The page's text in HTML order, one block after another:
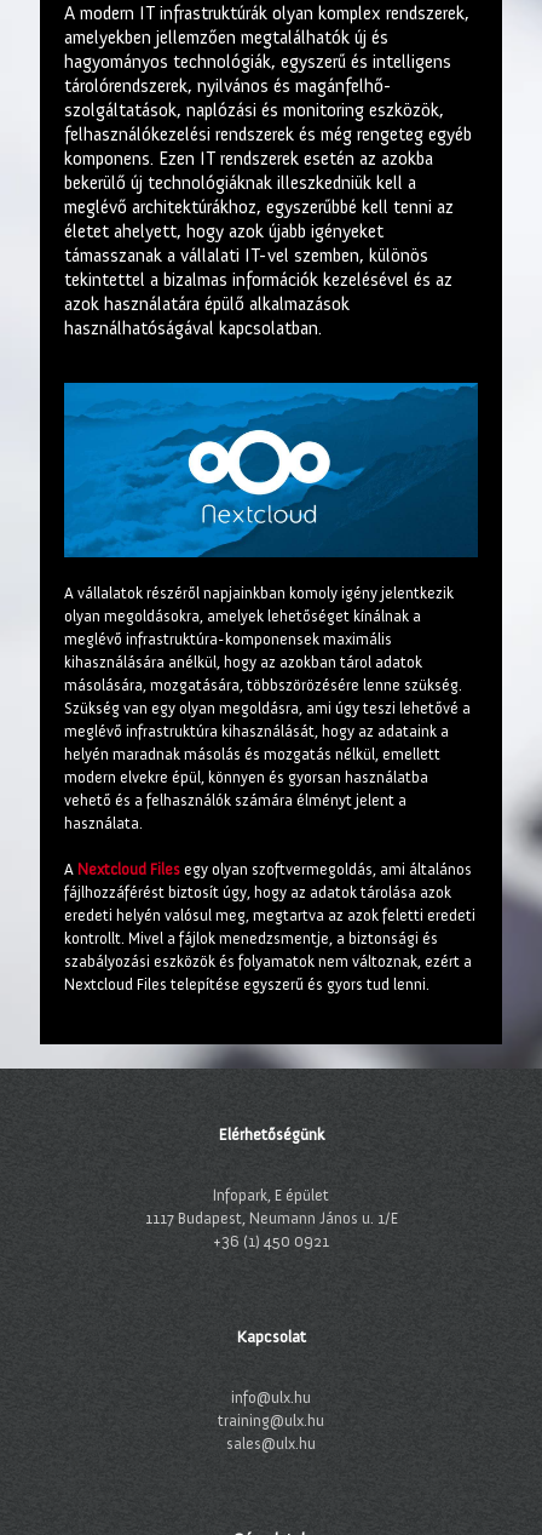
A modern IT infrastruktúrák olyan komplex rendszerek,
amelyekben jellemzően megtalálhatók új és
hagyományos technológiák, egyszerű és intelligens
tárolórendszerek, nyilvános és magánfelhő-
szolgáltatások, naplózási és monitoring eszközök,
felhasználókezelési rendszerek és még rengeteg egyéb
komponens. Ezen IT rendszerek esetén az azokba
bekerülő új technológiáknak illeszkedniük kell a
meglévő architektúrákhoz, egyszerűbbé kell tenni az
életet ahelyett, hogy azok újabb igényeket
támasszanak a vállalati IT-vel szemben, különös
tekintettel a bizalmas információk kezelésével és az
azok használatára épülő alkalmazások
használhatóságával kapcsolatban.
A vállalatok részéről napjainkban komoly igény jelentkezik
olyan megoldásokra, amelyek lehetőséget kínálnak a
meglévő infrastruktúra-komponensek maximális
kihasználására anélkül, hogy az azokban tárol adatok
másolására, mozgatására, többszörözésére lenne szükség.
Szükség van egy olyan megoldásra, ami úgy teszi lehetővé a
meglévő infrastruktúra kihasználását, hogy az adataink a
helyén maradnak másolás és mozgatás nélkül, emellett
modern elvekre épül, könnyen és gyorsan használatba
vehető és a felhasználók számára élményt jelent a
használata.
A Nextcloud Files egy olyan szoftvermegoldás, ami általános
fájlhozzáférést biztosít úgy, hogy az adatok tárolása azok
eredeti helyén valósul meg, megtartva az azok feletti eredeti
kontrollt. Mivel a fájlok menedzsmentje, a biztonsági és
szabályozási eszközök és folyamatok nem változnak, ezért a
Nextcloud Files telepítése egyszerű és gyors tud lenni.
Elérhetőségünk
Infopark, E épület
1117 Budapest, Neumann János u. 1/E
+36 (1) 450 0921
Kapcsolat
info@ulx.hu
training@ulx.hu
sales@ulx.hu